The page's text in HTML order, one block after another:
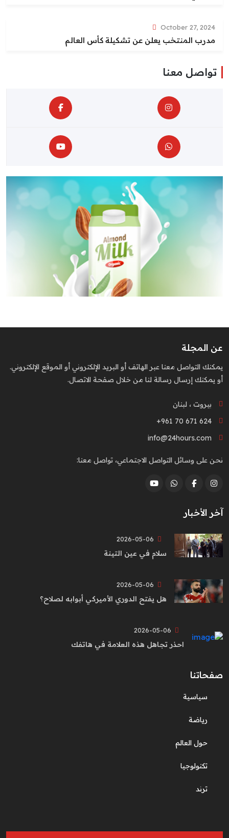
October 27, 2024
مدرب المنتخب يعلن عن تشكيلة كأس العالم
تواصل معنا
عن المجلة
يمكنك التواصل معنا عبر الهاتف أو البريد الإلكتروني أو الموقع الإلكتروني.
أو يمكنك إرسال رسالة لنا من خلال صفحة الاتصال.
بيروت ، لبنان
+961 70 671 624
info@24hours.com
نحن على وسائل التواصل الاجتماعي، تواصل معنا:
آخر الأخبار
سلام في عين التينة
هل يفتح الدوري الأميركي أبوابه لصلاح؟
احذر تجاهل هذه العلامة في هاتفك
صفحاتنا
سياسية
رياضة
حول العالم
تكنولوجيا
ترند